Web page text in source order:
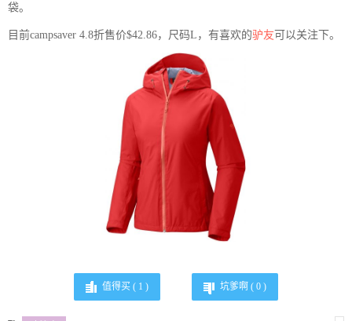
袋。
目前campsaver 4.8折售价$42.86，尺码L，有喜欢的驴友 可以关注下。
值得买 ( 1 ) 坑爹啊 ( 0)